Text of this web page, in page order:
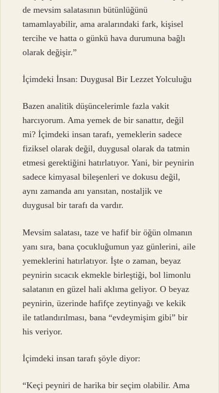
de mevsim salatasının bütünlüğünü
tamamlayabilir, ama aralarındaki fark, kişisel
tercihe ve hatta o günkü hava durumuna bağlı
olarak değişir.”
İçimdeki İnsan: Duygusal Bir Lezzet Yolculuğu
Bazen analitik düşüncelerimle fazla vakit
harcıyorum. Ama yemek de bir sanattır, değil
mi? İçimdeki insan tarafı, yemeklerin sadece
fiziksel olarak değil, duygusal olarak da tatmin
etmesi gerektiğini hatırlatıyor. Yani, bir peynirin
sadece kimyasal bileşenleri ve dokusu değil,
aynı zamanda anı yansıtan, nostaljik ve
duygusal bir tarafı da vardır.
Mevsim salatası, taze ve hafif bir öğün olmanın
yanı sıra, bana çocukluğumun yaz günlerini, aile
yemeklerini hatırlatıyor. İşte o zaman, beyaz
peynirin sıcacık ekmekle birleştiği, bol limonlu
salatanın en güzel hali aklıma geliyor. O beyaz
peynirin, üzerinde hafifçe zeytinyağı ve kekik
ile tatlandırılması, bana “evdeymişim gibi” bir
his veriyor.
İçimdeki insan tarafı şöyle diyor:
“Keçi peyniri de harika bir seçim olabilir. Ama